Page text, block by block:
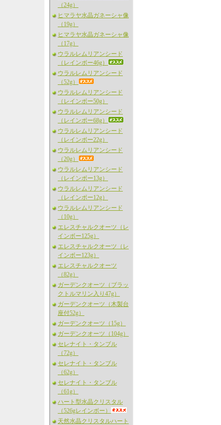
（24g）
ヒマラヤ水晶ガネーシャ像
（19g）
ヒマラヤ水晶ガネーシャ像
（17g）
ウラルレムリアンシード
（レインボー46g）
ウラルレムリアンシード
（52g）
ウラルレムリアンシード
（レインボー50g）
ウラルレムリアンシード
（レインボー68g）
ウラルレムリアンシード
（レインボー22g）
ウラルレムリアンシード
（20g）
ウラルレムリアンシード
（レインボー13g）
ウラルレムリアンシード
（レインボー12g）
ウラルレムリアンシード
（10g）
エレスチャルクオーツ（レ
インボー125g）
エレスチャルクオーツ（レ
インボー123g）
エレスチャルクオーツ
（82g）
ガーデンクオーツ（ブラッ
クトルマリン入り47g）
ガーデンクオーツ（木製台
座付52g）
ガーデンクオーツ（15g）
ガーデンクオーツ（104g）
セレナイト・タンブル
（72g）
セレナイト・タンブル
（62g）
セレナイト・タンブル
（61g）
ハート型水晶クリスタル
（526gレインボー）
天然水晶クリスタルハート